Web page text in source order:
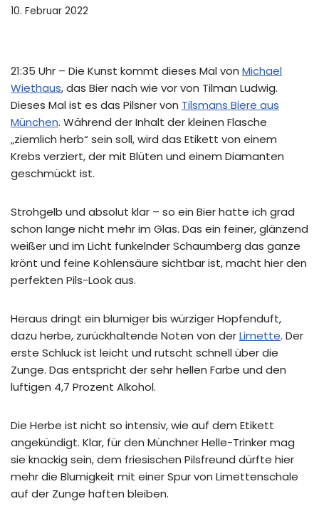
10. Februar 2022
21:35 Uhr – Die Kunst kommt dieses Mal von Michael
Wiethaus, das Bier nach wie vor von Tilman Ludwig.
Dieses Mal ist es das Pilsner von Tilsmans Biere aus
München. Während der Inhalt der kleinen Flasche
„ziemlich herb“ sein soll, wird das Etikett von einem
Krebs verziert, der mit Blüten und einem Diamanten
geschmückt ist.
Strohgelb und absolut klar – so ein Bier hatte ich grad
schon lange nicht mehr im Glas. Das ein feiner, glänzend
weißer und im Licht funkelnder Schaumberg das ganze
krönt und feine Kohlensäure sichtbar ist, macht hier den
perfekten Pils-Look aus.
Heraus dringt ein blumiger bis würziger Hopfenduft,
dazu herbe, zurückhaltende Noten von derLimette. Der
erste Schluck ist leicht und rutscht schnell über die
Zunge. Das entspricht der sehr hellen Farbe und den
luftigen 4,7 Prozent Alkohol.
Die Herbe ist nicht so intensiv, wie auf dem Etikett
angekündigt. Klar, für den Münchner Helle-Trinker mag
sie knackig sein, dem friesischen Pilsfreund dürfte hier
mehr die Blumigkeit mit einer Spur von Limettenschale
auf der Zunge haften bleiben.